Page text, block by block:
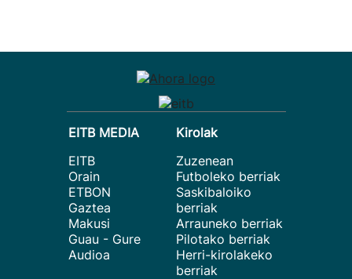
EITB MEDIA
EITB
Orain
ETBON
Gaztea
Makusi
Guau - Gure
Audioa
Kirolak
Zuzenean
Futboleko berriak
Saskibaloiko
berriak
Arrauneko berriak
Pilotako berriak
Herri-kirolakeko
berriak